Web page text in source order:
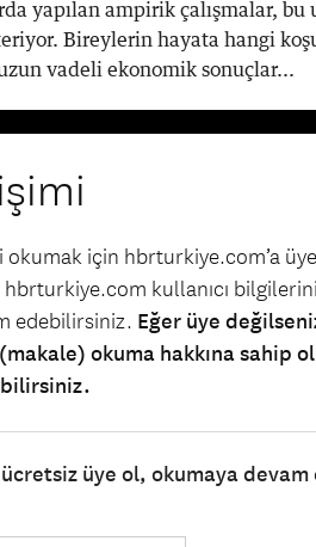
yapılan ampirik çalışmalar, bu
Bireylerin hayata hangi
vadeli ekonomik sonuçlar...
için hbrturkiye.com’a
kullanıcı
edebilirsiniz. Eğer üye
okuma hakkına sahip
üye ol, okumaya devam